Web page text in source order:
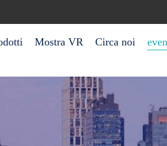
Mostra VR Circa noi